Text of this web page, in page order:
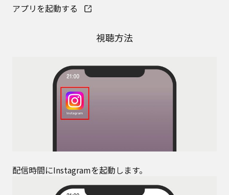
アプリを起動する
視聴方法
配信時間にInstagramを起動します。